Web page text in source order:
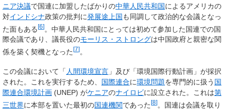
ニア決議で国連に加盟したばかりの中華人民共和国によるアメリカの
対インドシナ政策の批判に発展途上国も同調して政治的な会議となっ
た面もある[6]。中華人民共和国にとっては初めて参加した国連での国
際会議であり、議長役のモーリス・ストロングは中国政府と親密な関
係を築く契機となった [7] 。
この会議において「 人間環境宣言 」及び「環境国際行動計画」が採択
された。これを実行するため、 国際連合に環境問題を専門的に扱う 国
際連合環境計画 (UNEP) がケニアのナイロビに設立された。これは第
三世界に本部を置いた最初の国連機関であった [8] 。国連は会議を取り